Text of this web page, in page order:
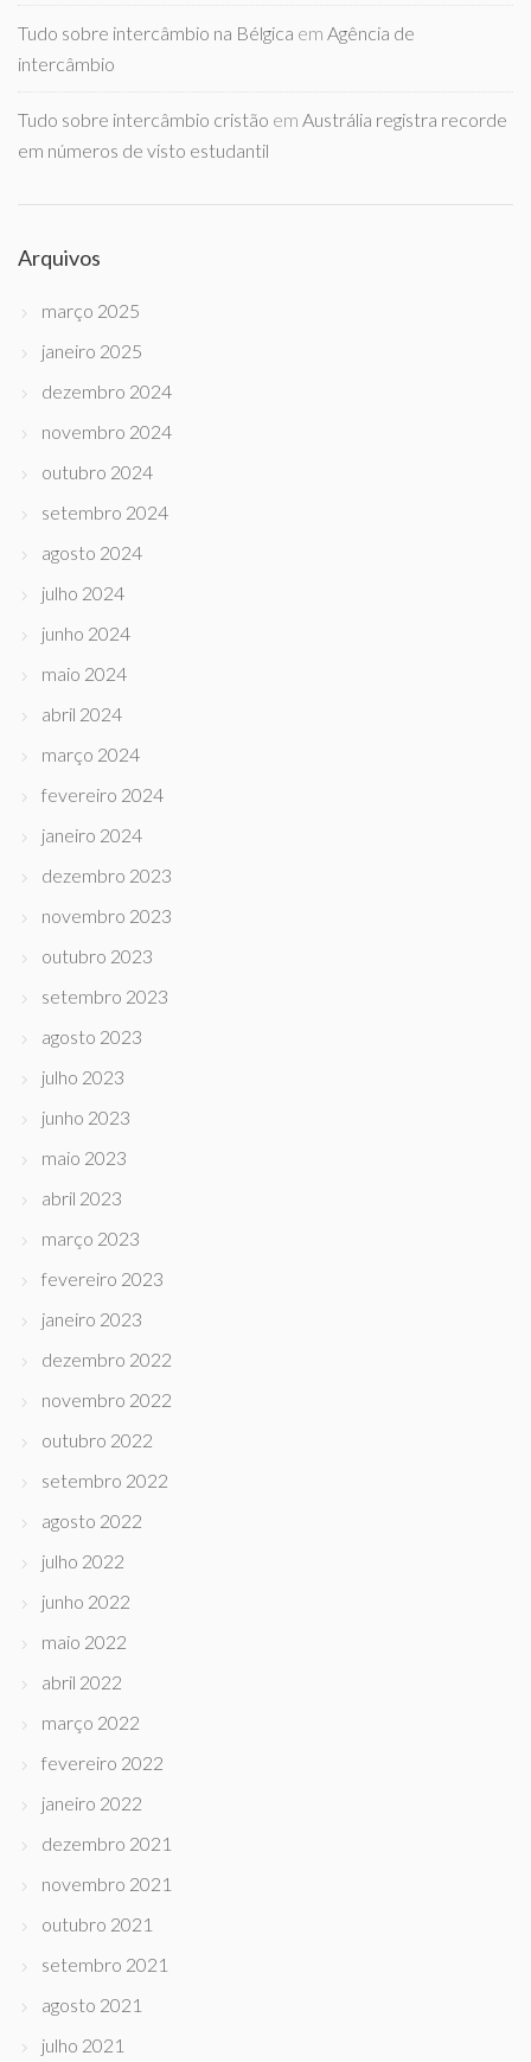
Tudo sobre intercâmbio na Bélgica em Agência de
intercâmbio
Tudo sobre intercâmbio cristão em Austrália registra recorde
em números de visto estudantil
Arquivos
março 2025
janeiro 2025
dezembro 2024
novembro 2024
outubro 2024
setembro 2024
agosto 2024
julho 2024
junho 2024
maio 2024
abril 2024
março 2024
fevereiro 2024
janeiro 2024
dezembro 2023
novembro 2023
outubro 2023
setembro 2023
agosto 2023
julho 2023
junho 2023
maio 2023
abril 2023
março 2023
fevereiro 2023
janeiro 2023
dezembro 2022
novembro 2022
outubro 2022
setembro 2022
agosto 2022
julho 2022
junho 2022
maio 2022
abril 2022
março 2022
fevereiro 2022
janeiro 2022
dezembro 2021
novembro 2021
outubro 2021
setembro 2021
agosto 2021
julho 2021